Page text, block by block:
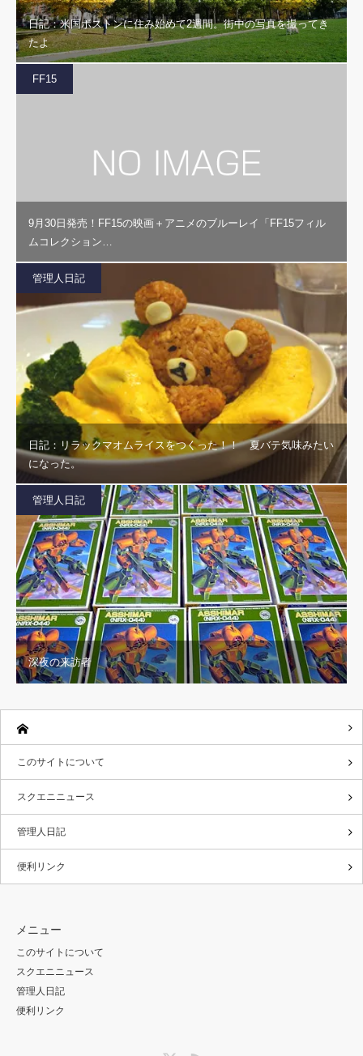
日記：米国ボストンに住み始めて2週間。街中の写真を撮ってき
たよ
FF15
9月30日発売！FF15の映画＋アニメのブルーレイ「FF15フィル
ムコレクション…
管理人日記
日記：リラックマオムライスをつくった！！ 夏バテ気味みたい
になった。
管理人日記
深夜の来訪者
このサイトについて
スクエニニュース
管理人日記
便利リンク
メニュー
このサイトについて
スクエニニュース
管理人日記
便利リンク